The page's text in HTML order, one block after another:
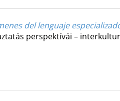
del lenguaje
perspektívái –